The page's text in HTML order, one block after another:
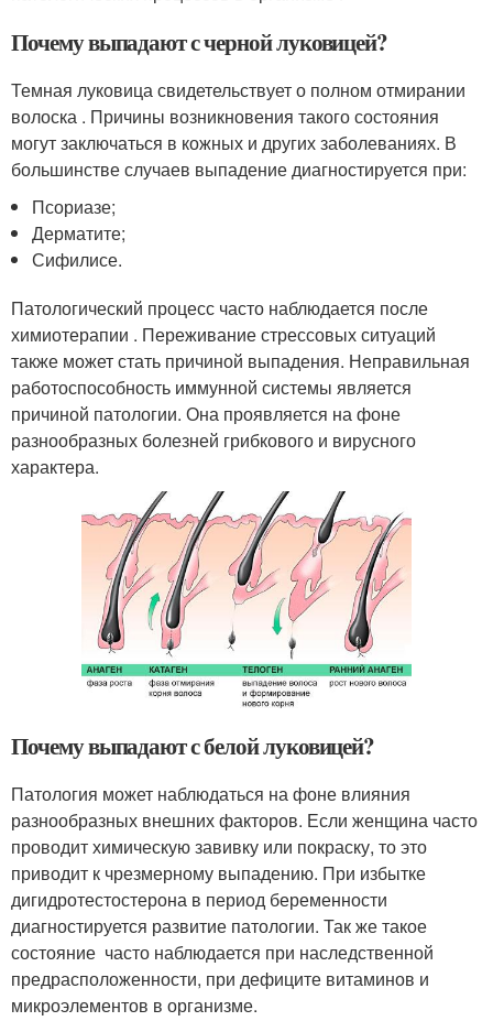
Почему выпадают с черной луковицей?
Темная луковица свидетельствует о полном отмирании
волоска . Причины возникновения такого состояния
могут заключаться в кожных и других заболеваниях. В
большинстве случаев выпадение диагностируется при:
Псориазе;
Дерматите;
Сифилисе.
Патологический процесс часто наблюдается после
химиотерапии . Переживание стрессовых ситуаций
также может стать причиной выпадения. Неправильная
работоспособность иммунной системы является
причиной патологии. Она проявляется на фоне
разнообразных болезней грибкового и вирусного
характера.
Почему выпадают с белой луковицей?
Патология может наблюдаться на фоне влияния
разнообразных внешних факторов. Если женщина часто
проводит химическую завивку или покраску, то это
приводит к чрезмерному выпадению. При избытке
дигидротестостерона в период беременности
диагностируется развитие патологии. Так же такое
состояние часто наблюдается при наследственной
предрасположенности, при дефиците витаминов и
микроэлементов в организме.